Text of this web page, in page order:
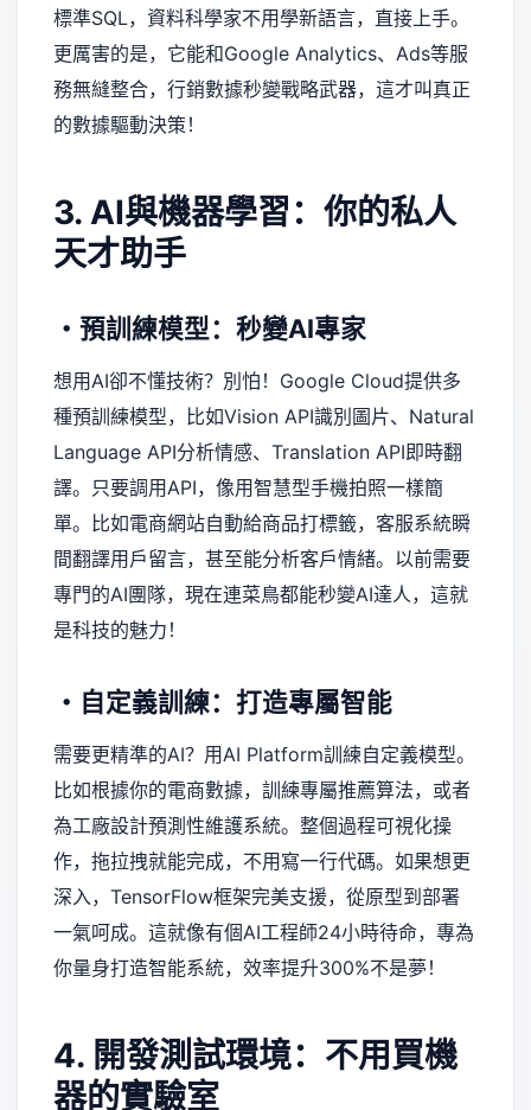
標準SQL，資料科學家不用學新語言，直接上手。
更厲害的是，它能和Google Analytics、Ads等服
務無縫整合，行銷數據秒變戰略武器，這才叫真正
的數據驅動決策！
3. AI與機器學習：你的私人
天才助手
・預訓練模型：秒變AI專家
想用AI卻不懂技術？別怕！Google Cloud提供多
種預訓練模型，比如Vision API識別圖片、Natural
Language API分析情感、Translation API即時翻
譯。只要調用API，像用智慧型手機拍照一樣簡
單。比如電商網站自動給商品打標籤，客服系統瞬
間翻譯用戶留言，甚至能分析客戶情緒。以前需要
專門的AI團隊，現在連菜鳥都能秒變AI達人，這就
是科技的魅力！
・自定義訓練：打造專屬智能
需要更精準的AI？用AI Platform訓練自定義模型。
比如根據你的電商數據，訓練專屬推薦算法，或者
為工廠設計預測性維護系統。整個過程可視化操
作，拖拉拽就能完成，不用寫一行代碼。如果想更
深入，TensorFlow框架完美支援，從原型到部署
一氣呵成。這就像有個AI工程師24小時待命，專為
你量身打造智能系統，效率提升300%不是夢！
4. 開發測試環境：不用買機
器的實驗室